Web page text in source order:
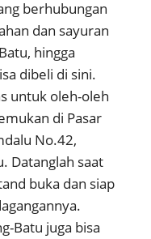
berhubungan
dan sayuran
hingga
dibeli di sini.
untuk oleh-oleh
di Pasar
No.42,
Datanglah saat
buka dan siap
Batu juga bisa